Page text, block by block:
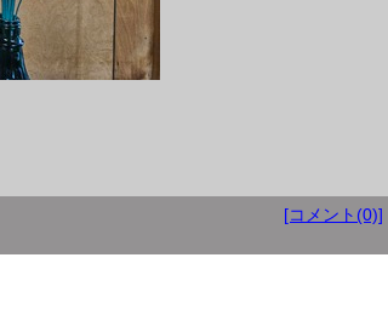
[コメント(0)]